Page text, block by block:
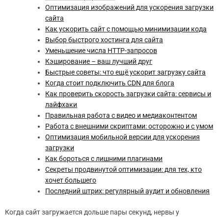
Оптимизация изображений для ускорения загрузки
сайта
Как ускорить сайт с помощью минимизации кода
Выбор быстрого хостинга для сайта
Уменьшение числа HTTP-запросов
Кэширование – ваш лучший друг
Быстрые советы: что ещё ускорит загрузку сайта
Когда стоит подключить CDN для блога
Как проверить скорость загрузки сайта: сервисы и
лайфхаки
Правильная работа с видео и медиаконтентом
Работа с внешними скриптами: осторожно и с умом
Оптимизация мобильной версии для ускорения
загрузки
Как бороться с лишними плагинами
Секреты продвинутой оптимизации: для тех, кто
хочет большего
Последний штрих: регулярный аудит и обновления
Когда сайт загружается дольше пары секунд, нервы у